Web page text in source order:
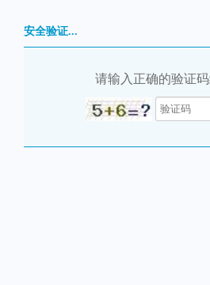
安全验证...
请输入正确的验证